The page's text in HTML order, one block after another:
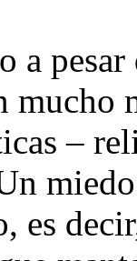
a
–
es